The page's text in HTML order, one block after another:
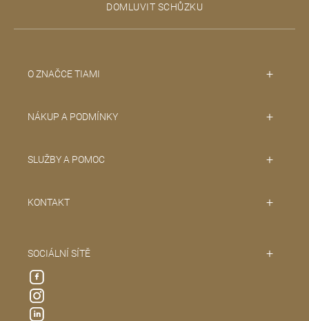
DOMLUVIT SCHŮZKU
O ZNAČCE TIAMI
NÁKUP A PODMÍNKY
SLUŽBY A POMOC
KONTAKT
SOCIÁLNÍ SÍTĚ